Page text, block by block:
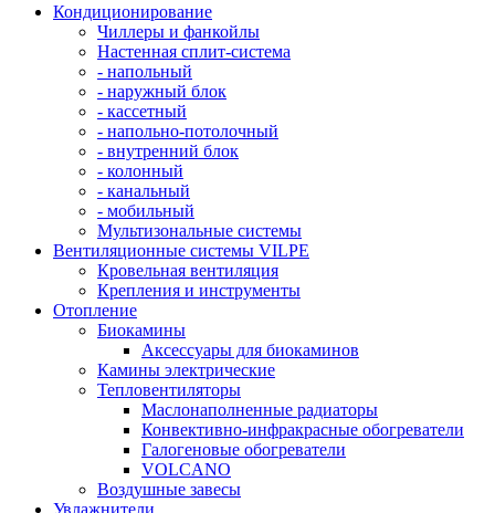
Кондиционирование
Чиллеры и фанкойлы
Настенная сплит-система
- напольный
- наружный блок
- кассетный
- напольно-потолочный
- внутренний блок
- колонный
- канальный
- мобильный
Мультизональные системы
Вентиляционные системы VILPE
Кровельная вентиляция
Крепления и инструменты
Отопление
Биокамины
Аксессуары для биокаминов
Камины электрические
Тепловентиляторы
Маслонаполненные радиаторы
Конвективно-инфракрасные обогреватели
Галогеновые обогреватели
VOLCANO
Воздушные завесы
Увлажнители